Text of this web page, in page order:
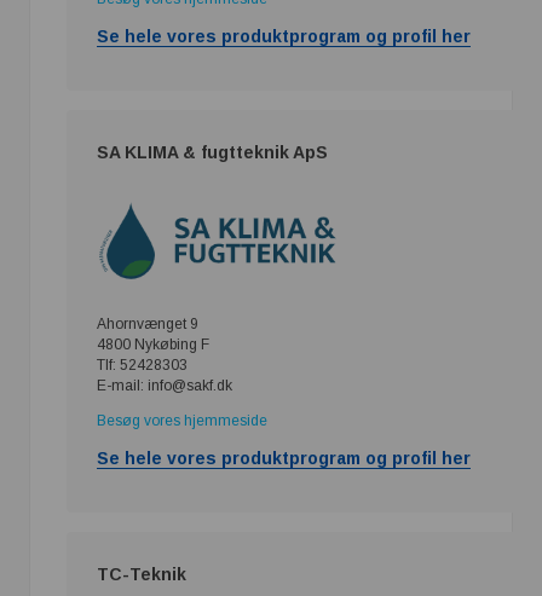
Se hele vores produktprogram og profil her
SA KLIMA & fugtteknik ApS
Ahornvænget 9
4800 Nykøbing F
Tlf: 52428303
E-mail: info@sakf.dk
Besøg vores hjemmeside
Se hele vores produktprogram og profil her
TC-Teknik